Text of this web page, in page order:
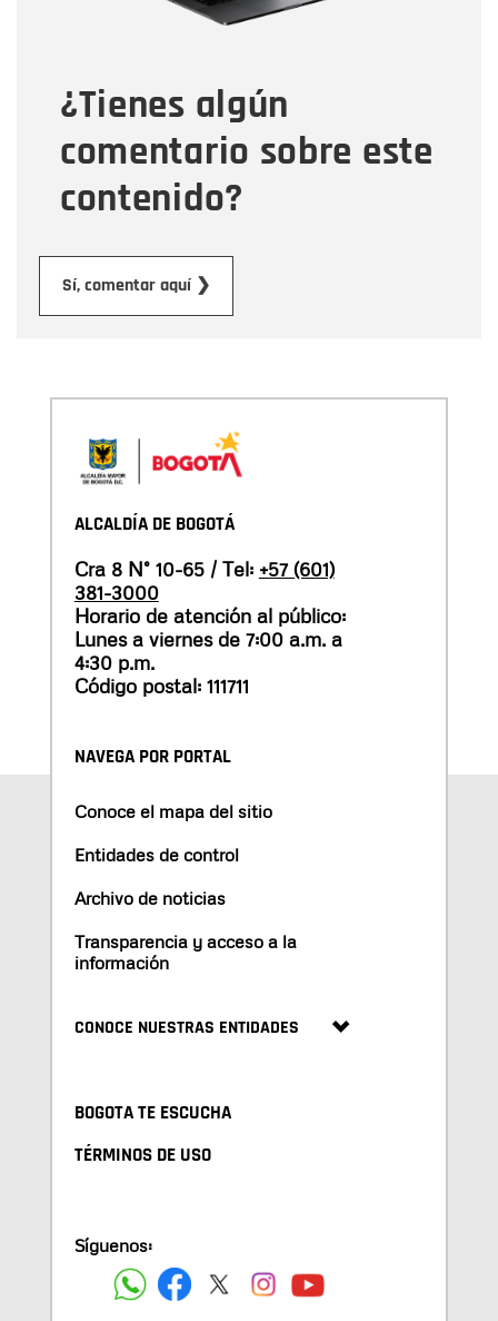
¿Tienes algún
comentario sobre este
contenido?
Sí, comentar aquí ❯
Tipo de comentario
Mensaje
ALCALDÍA DE BOGOTÁ
Cra 8 N° 10-65 / Tel: +57 (601)
381-3000
Horario de atención al público:
Lunes a viernes de 7:00 a.m. a
4:30 p.m.
Código postal: 111711
NAVEGA POR PORTAL
Conoce el mapa del sitio
Entidades de control
Archivo de noticias
Transparencia y acceso a la
información
CONOCE NUESTRAS ENTIDADES
BOGOTA TE ESCUCHA
TÉRMINOS DE USO
Síguenos: